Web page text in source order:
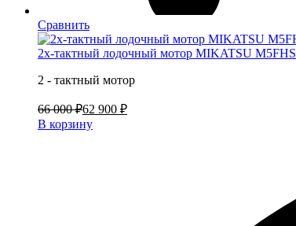
Сравнить
2х-тактный лодочный мотор MIKATSU M5FHS
2 - тактный мотор
66 000 ₽62 900 ₽
В корзину